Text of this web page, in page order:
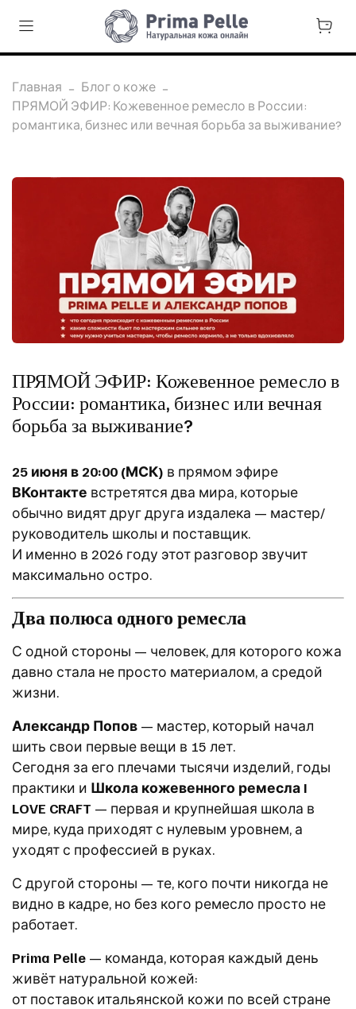
Главная
Блог о коже
ПРЯМОЙ ЭФИР: Кожевенное ремесло в России:
романтика, бизнес или вечная борьба за выживание?
ПРЯМОЙ ЭФИР: Кожевенное ремесло в
России: романтика, бизнес или вечная
борьба за выживание?
25 июня в 20:00 (МСК) в прямом эфире
ВКонтакте встретятся два мира, которые
обычно видят друг друга издалека — мастер/
руководитель школы и поставщик.
И именно в 2026 году этот разговор звучит
максимально остро.
Два полюса одного ремесла
С одной стороны — человек, для которого кожа
давно стала не просто материалом, а средой
жизни.
Александр Попов — мастер, который начал
шить свои первые вещи в 15 лет.
Сегодня за его плечами тысячи изделий, годы
практики и Школа кожевенного ремесла I
LOVE CRAFT — первая и крупнейшая школа в
мире, куда приходят с нулевым уровнем, а
уходят с профессией в руках.
С другой стороны — те, кого почти никогда не
видно в кадре, но без кого ремесло просто не
работает.
Prima Pelle — команда, которая каждый день
живёт натуральной кожей:
от поставок итальянской кожи по всей стране